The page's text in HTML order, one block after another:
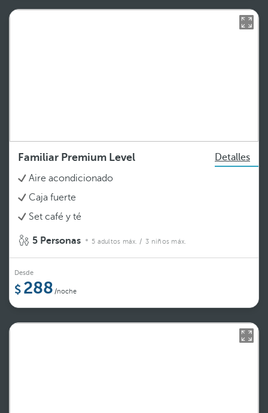
Familiar Premium Level
Detalles
Aire acondicionado
Caja fuerte
Set café y té
5 Personas 5 adultos máx. / 3 niños máx.
Desde
288 /noche